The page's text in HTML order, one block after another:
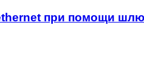
при помощи